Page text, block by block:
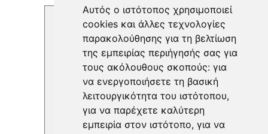
Αυτός ο ιστότοπος χρησιμοποιεί
cookies και άλλες τεχνολογίες
παρακολούθησης για τη βελτίωση
της εμπειρίας περιήγησής σας για
τους ακόλουθους σκοπούς: για
να ενεργοποιήσετε τη βασική
λειτουργικότητα του ιστότοπου,
για να παρέχετε καλύτερη
εμπειρία στον ιστότοπο, για να